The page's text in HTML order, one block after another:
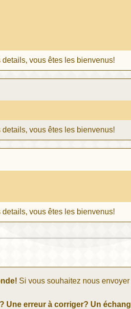
vous êtes les bienvenus!
vous êtes les bienvenus!
vous êtes les bienvenus!
Si vous souhaitez nous
Une erreur à corriger? Un